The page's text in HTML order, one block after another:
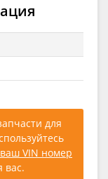
для
VIN номер
вас.